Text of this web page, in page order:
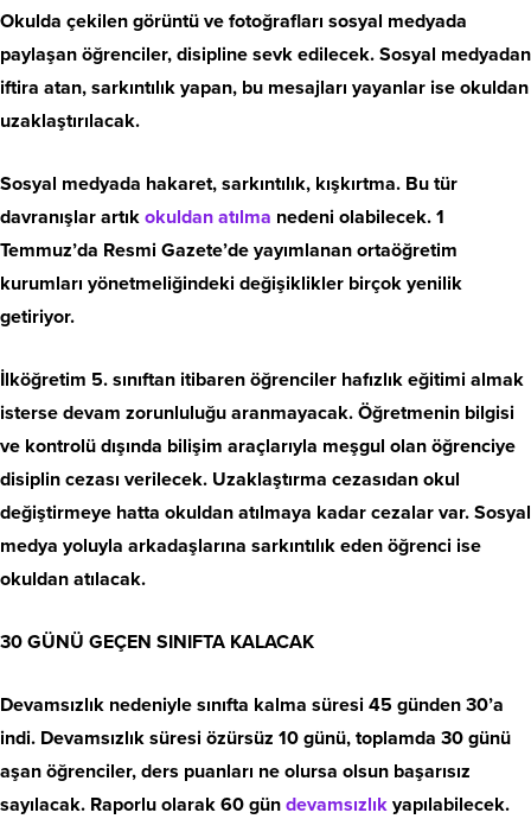
Okulda çekilen görüntü ve fotoğrafları sosyal medyada
paylaşan öğrenciler, disipline sevk edilecek. Sosyal medyadan
iftira atan, sarkıntılık yapan, bu mesajları yayanlar ise okuldan
uzaklaştırılacak.
Sosyal medyada hakaret, sarkıntılık, kışkırtma. Bu tür
davranışlar artık okuldan atılma nedeni olabilecek. 1
Temmuz’da Resmi Gazete’de yayımlanan ortaöğretim
kurumları yönetmeliğindeki değişiklikler birçok yenilik
getiriyor.
İlköğretim 5. sınıftan itibaren öğrenciler hafızlık eğitimi almak
isterse devam zorunluluğu aranmayacak. Öğretmenin bilgisi
ve kontrolü dışında bilişim araçlarıyla meşgul olan öğrenciye
disiplin cezası verilecek. Uzaklaştırma cezasıdan okul
değiştirmeye hatta okuldan atılmaya kadar cezalar var. Sosyal
medya yoluyla arkadaşlarına sarkıntılık eden öğrenci ise
okuldan atılacak.
30 GÜNÜ GEÇEN SINIFTA KALACAK
Devamsızlık nedeniyle sınıfta kalma süresi 45 günden 30’a
indi. Devamsızlık süresi özürsüz 10 günü, toplamda 30 günü
aşan öğrenciler, ders puanları ne olursa olsun başarısız
sayılacak. Raporlu olarak 60 gün devamsızlık yapılabilecek.